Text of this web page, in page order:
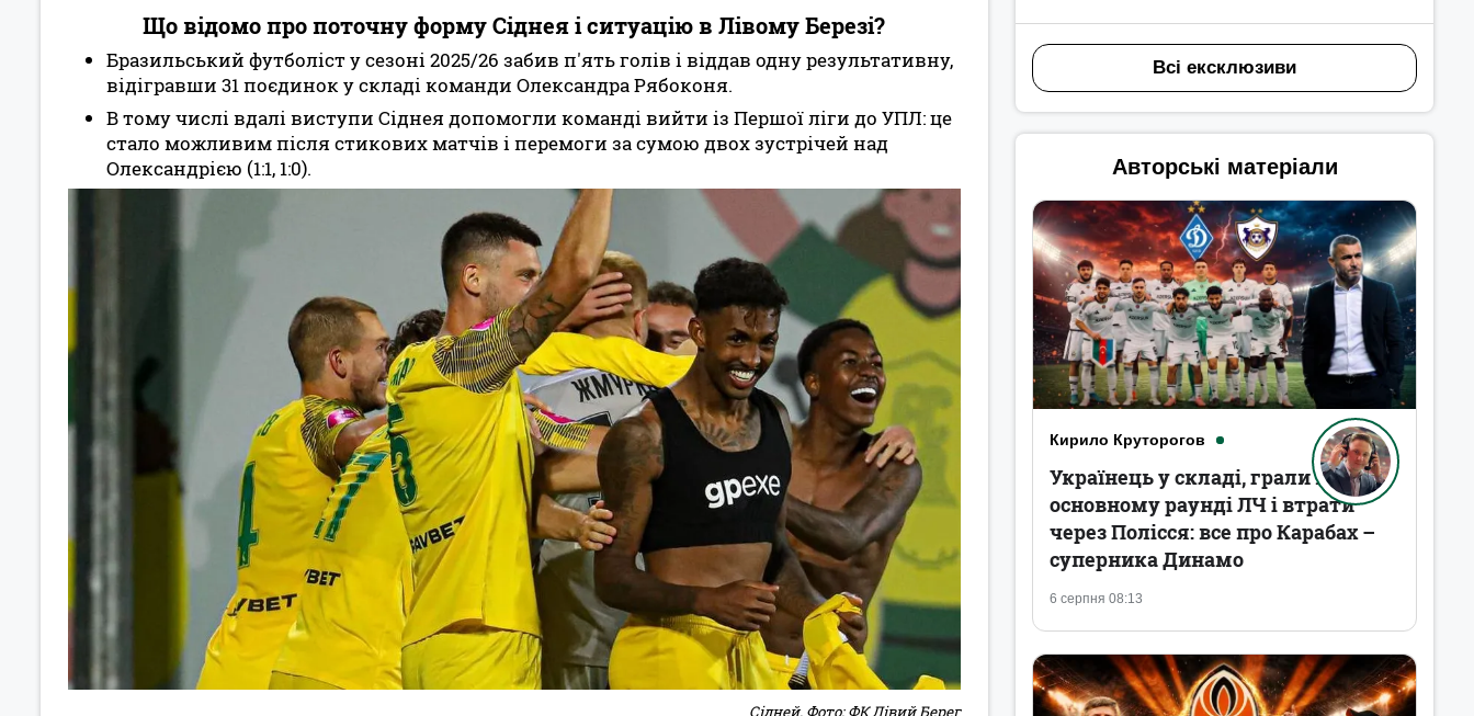
Що відомо про поточну форму Сіднея і ситуацію в Лівому Березі?
Бразильський футболіст у сезоні 2025/26 забив п'ять голів і віддав одну результативну,
відігравши 31 поєдинок у складі команди Олександра Рябоконя.
В тому числі вдалі виступи Сіднея допомогли команді вийти із Першої ліги до УПЛ: це
стало можливим після стикових матчів і перемоги за сумою двох зустрічей над
Олександрією (1:1, 1:0).
Сідней. Фото: ФК Лівий Берег
Всі ексклюзиви
Авторські матеріали
Кирило Круторогов
6 серпня 08:13
Українець у складі, грали в
основному раунді ЛЧ і втрати
через Полісся: все про Карабах –
суперника Динамо